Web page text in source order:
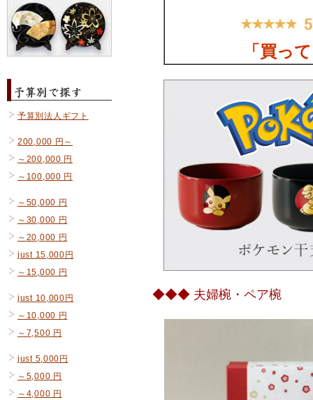
予算別法人ギフト
200,000 円～
～200,000 円
～100,000 円
～50,000 円
～30,000 円
～20,000 円
just 15,000円
～15,000 円
just 10,000円
～10,000 円
～7,500 円
just 5,000円
～5,000 円
～4,000 円
◆◆◆ 夫婦椀・ペア椀